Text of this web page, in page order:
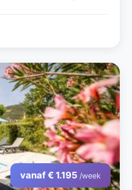
vanaf € 1.195 /week